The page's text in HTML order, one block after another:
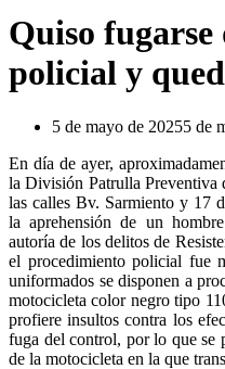
Quiso
policial y
5 de mayo de 20255 de
En día de ayer,
la División Patrulla Preventiva
las calles Bv. Sarmiento y 17
la aprehensión de un
autoría de los delitos de
el procedimiento policial fue
uniformados se disponen a
motocicleta color negro tipo
profiere insultos contra los
fuga del control, por lo que se
de la motocicleta en la que